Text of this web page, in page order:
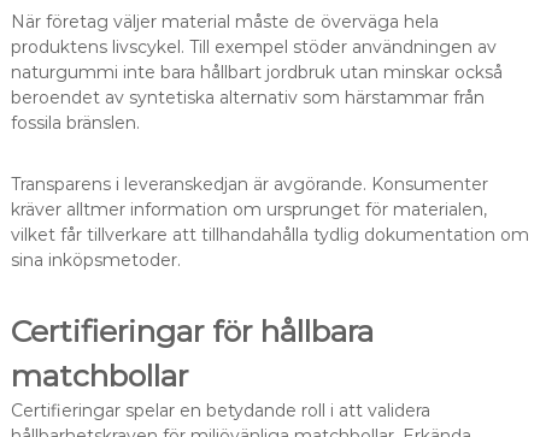
När företag väljer material måste de överväga hela
produktens livscykel. Till exempel stöder användningen av
naturgummi inte bara hållbart jordbruk utan minskar också
beroendet av syntetiska alternativ som härstammar från
fossila bränslen.
Transparens i leveranskedjan är avgörande. Konsumenter
kräver alltmer information om ursprunget för materialen,
vilket får tillverkare att tillhandahålla tydlig dokumentation om
sina inköpsmetoder.
Certifieringar för hållbara
matchbollar
Certifieringar spelar en betydande roll i att validera